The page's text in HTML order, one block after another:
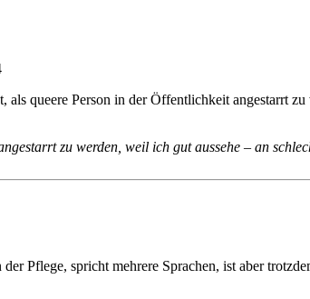
als queere Person in der Öffentlichkeit angestarrt
zu werden, weil ich gut aussehe – an
Pflege, spricht mehrere Sprachen, ist aber